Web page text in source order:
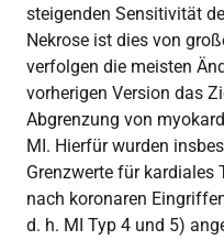
steigenden Sensitivität
Nekrose ist dies von
verfolgen die meisten
vorherigen Version das
Abgrenzung von
MI. Hierfür wurden
Grenzwerte für kardiales
nach koronaren
d. h. MI Typ 4 und 5)